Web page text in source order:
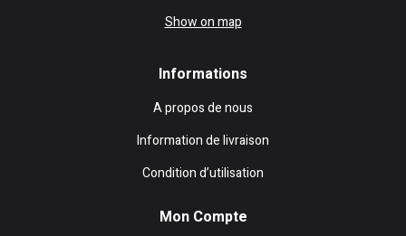
Show on map
Informations
A propos de nous
Information de livraison
Condition d’utilisation
Mon Compte